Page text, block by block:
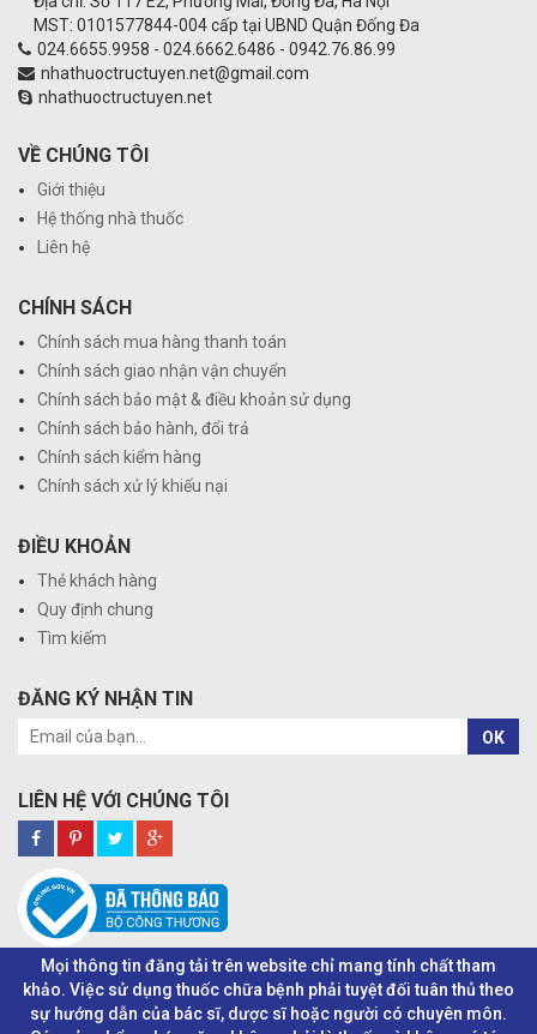
MST: 0101577844-004 cấp tại UBND Quận Đống Đa
024.6655.9958 - 024.6662.6486 - 0942.76.86.99
nhathuoctructuyen.net@gmail.com
nhathuoctructuyen.net
VỀ CHÚNG TÔI
Giới thiệu
Hệ thống nhà thuốc
Liên hệ
CHÍNH SÁCH
Chính sách mua hàng thanh toán
Chính sách giao nhận vận chuyển
Chính sách bảo mật & điều khoản sử dụng
Chính sách bảo hành, đổi trả
Chính sách kiểm hàng
Chính sách xử lý khiếu nại
ĐIỀU KHOẢN
Thẻ khách hàng
Quy định chung
Tìm kiếm
ĐĂNG KÝ NHẬN TIN
OK
LIÊN HỆ VỚI CHÚNG TÔI
Mọi thông tin đăng tải trên website chỉ mang tính chất tham
khảo. Việc sử dụng thuốc chữa bệnh phải tuyệt đối tuân thủ theo
sự hướng dẫn của bác sĩ, dược sĩ hoặc người có chuyên môn.